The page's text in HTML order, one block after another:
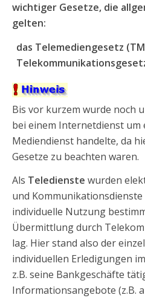
wichtiger Gesetze, die
gelten:
das Telemediengesetz
Bis vor kurzem wurde noch
bei einem Internetdienst um
Mediendienst handelte, da
Gesetze zu beachten waren.
Als Teledienste wurden
und
individuelle Nutzung
Übermittlung durch
lag. Hier stand also der
individuellen Erledigungen
z.B. seine Bankgeschäfte
Informationsangebote (z.B.